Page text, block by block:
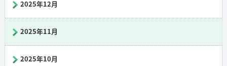
2025年12月
2025年11月
2025年10月